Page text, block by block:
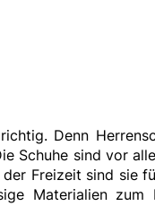
Denn
Schuhe sind vor
Freizeit sind sie
Materialien